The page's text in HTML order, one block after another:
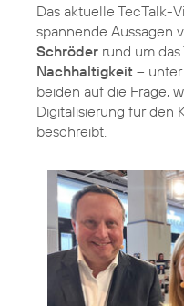
Das aktuelle TecTalk-
spannende Aussagen
Schröder rund um das
Nachhaltigkeit –
beiden auf die Frage,
Digitalisierung für den
beschreibt.